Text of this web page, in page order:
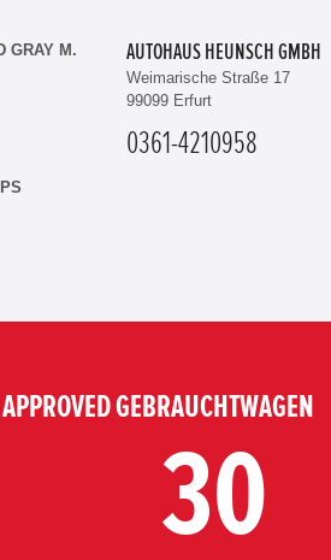
GRAY M.
AUTOHAUS HEUNSCH GMBH
Weimarische Straße 17
99099 Erfurt
0361-4210958
GEBRAUCHTWAGEN
30